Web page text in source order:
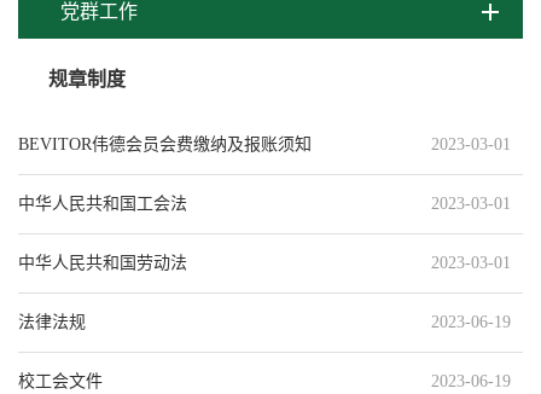
党群工作
规章制度
BEVITOR伟德会员会费缴纳及报账须知 2023-03-01
中华人民共和国工会法 2023-03-01
中华人民共和国劳动法 2023-03-01
法律法规 2023-06-19
校工会文件 2023-06-19